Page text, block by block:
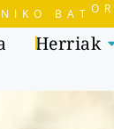
BAT
Herriak